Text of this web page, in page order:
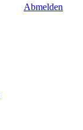
Abmelden